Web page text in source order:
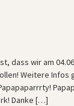
dass wir am
Weitere
Danke […]